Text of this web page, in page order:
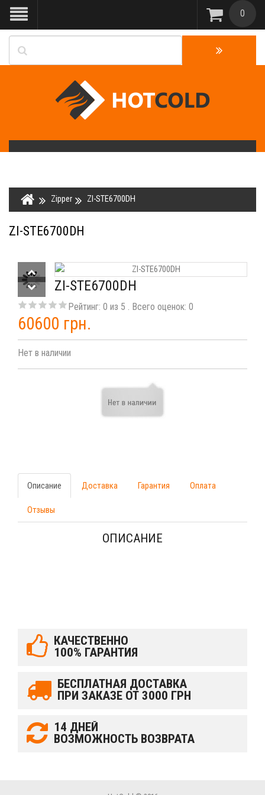
0
Zipper ZI-STE6700DH
ZI-STE6700DH
ZI-STE6700DH
Рейтинг: 0 из 5 . Всего оценок: 0
60600 грн.
Нет в наличии
Описание Доставка Гарантия Оплата
Отзывы
ОПИСАНИЕ
КАЧЕСТВЕННО
100% ГАРАНТИЯ
БЕСПЛАТНАЯ ДОСТАВКА
ПРИ ЗАКАЗЕ ОТ 3000 ГРН
14 ДНЕЙ
ВОЗМОЖНОСТЬ ВОЗВРАТА